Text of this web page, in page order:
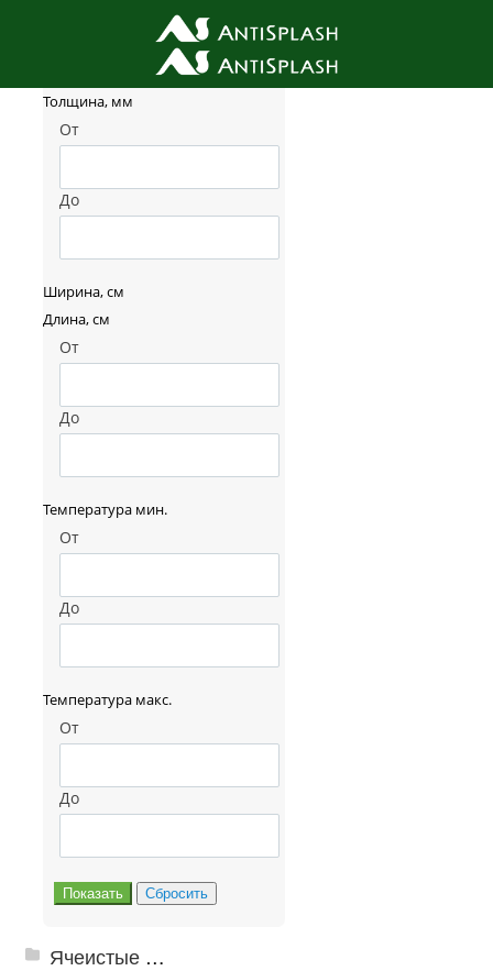
Фильтр товаров
Толщина, мм
От
До
Ширина, см
Длина, см
От
До
Температура мин.
От
До
Температура макс.
От
До
Ячеистые грязезащитные покрытия